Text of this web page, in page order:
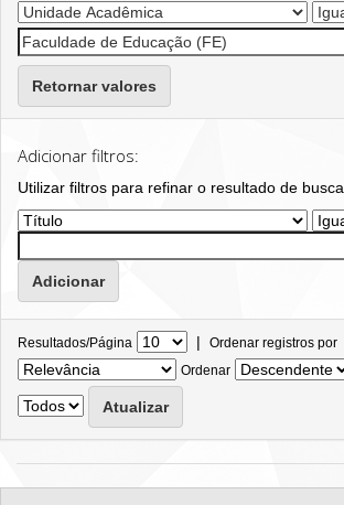
Retornar valores
Adicionar filtros:
Utilizar filtros para refinar o resultado de busca.
Resultados/Página | Ordenar registros por
Ordenar